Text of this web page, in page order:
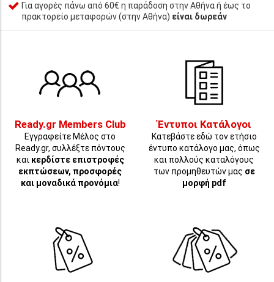
Για αγορές πάνω από 60€ η παράδοση στην Αθήνα ή έως το
πρακτορείο μεταφορών (στην Αθήνα) είναι δωρεάν
Ready.gr Members Club
Εγγραφείτε Μέλος στο
Ready.gr, συλλέξτε πόντους
και κερδίστε επιστροφές
εκπτώσεων, προσφορές
και μοναδικά προνόμια!
Έντυποι Κατάλογοι
Κατεβάστε εδώ τον ετήσιο
έντυπο κατάλογο μας, όπως
και πολλούς καταλόγους
των προμηθευτών μας σε
μορφή pdf